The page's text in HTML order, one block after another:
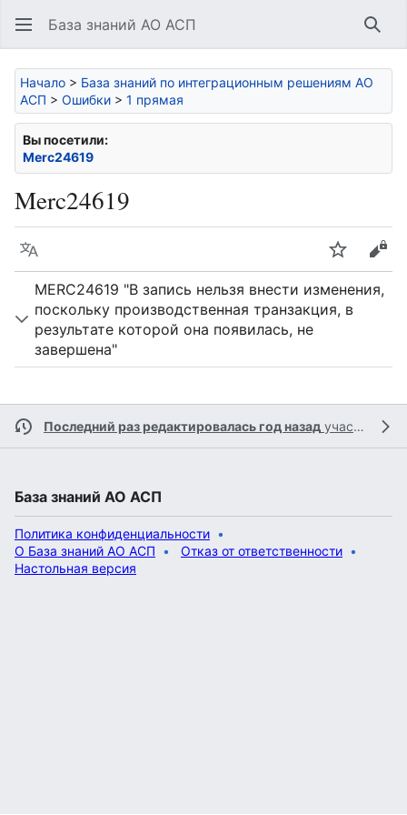
База знаний АО АСП
Начало > База знаний по интеграционным решениям АО
АСП > Ошибки > 1 прямая
Вы посетили:
Merc24619
Merc24619
Язык Следить
MERC24619 "В запись нельзя внести изменения,
поскольку производственная транзакция, в
результате которой она появилась, не
завершена"
Последний раз редактировалась год назад участником
База знаний АО АСП
Политика конфиденциальности
О База знаний АО АСП
Отказ от ответственности
Настольная версия